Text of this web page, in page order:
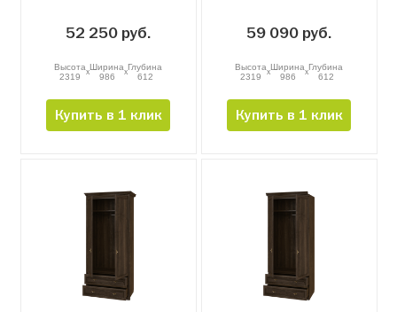
52 250 руб.
Высота
2319
xШирина
986
xГлубина
612
Купить в 1 клик
59 090 руб.
Высота
2319
xШирина
986
xГлубина
612
Купить в 1 клик